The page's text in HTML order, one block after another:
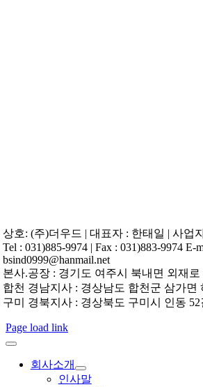
상호: (주)더우드 | 대표자 : 한태일 | 사업
Tel : 031)885-9974 | Fax : 031)883-9974 E-
bsind0999@hanmail.net
본사.공장 : 경기도 여주시 북내면 외재로
합천 경남지사 : 경상남도 합천군 삼가면
구미 경북지사 : 경상북도 구미시 인동 52
Page load link
회사소개
인사말